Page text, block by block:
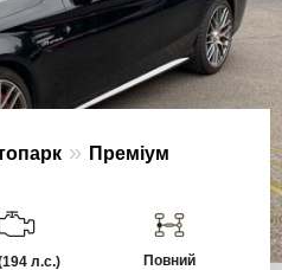
» Преміум
л.с.) Повний